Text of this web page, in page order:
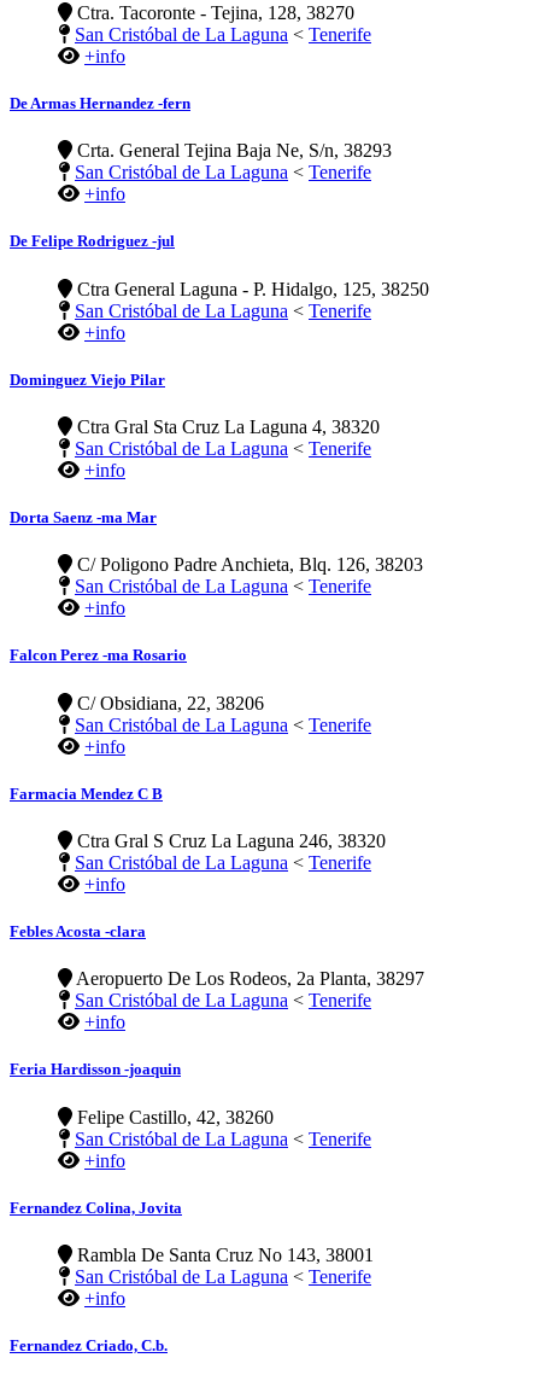
Ctra. Tacoronte - Tejina, 128, 38270
San Cristóbal de La Laguna < Tenerife
+info
De Armas Hernandez -fern
Crta. General Tejina Baja Ne, S/n, 38293
San Cristóbal de La Laguna < Tenerife
+info
De Felipe Rodriguez -jul
Ctra General Laguna - P. Hidalgo, 125, 38250
San Cristóbal de La Laguna < Tenerife
+info
Dominguez Viejo Pilar
Ctra Gral Sta Cruz La Laguna 4, 38320
San Cristóbal de La Laguna < Tenerife
+info
Dorta Saenz -ma Mar
C/ Poligono Padre Anchieta, Blq. 126, 38203
San Cristóbal de La Laguna < Tenerife
+info
Falcon Perez -ma Rosario
C/ Obsidiana, 22, 38206
San Cristóbal de La Laguna < Tenerife
+info
Farmacia Mendez C B
Ctra Gral S Cruz La Laguna 246, 38320
San Cristóbal de La Laguna < Tenerife
+info
Febles Acosta -clara
Aeropuerto De Los Rodeos, 2a Planta, 38297
San Cristóbal de La Laguna < Tenerife
+info
Feria Hardisson -joaquin
Felipe Castillo, 42, 38260
San Cristóbal de La Laguna < Tenerife
+info
Fernandez Colina, Jovita
Rambla De Santa Cruz No 143, 38001
San Cristóbal de La Laguna < Tenerife
+info
Fernandez Criado, C.b.